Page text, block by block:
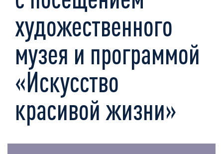
художественного
музея и программой
«Искусство
красивой жизни»